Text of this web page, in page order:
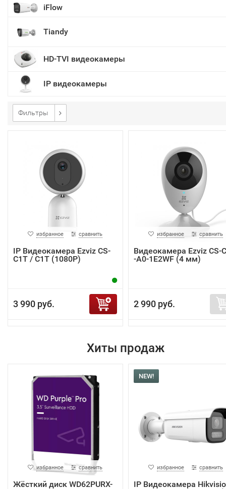
iFlow
Tiandy
HD-TVI видеокамеры
IP видеокамеры
Фильтры
избранное сравнить
IP Видеокамера Ezviz CS-
C1T / C1T (1080P)
3 990 руб.
избранное сравнить
Видеокамера Ezviz CS-
-A0-1E2WF (4 мм)
2 990 руб.
Хиты продаж
избранное сравнить
Жёсткий диск WD62PURX-
NEW!
избранное сравнить
IP Видеокамера